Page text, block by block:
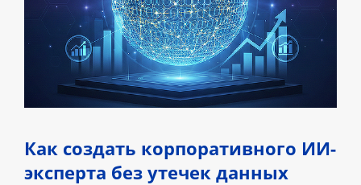
Как создать корпоративного ИИ-
эксперта без утечек данных